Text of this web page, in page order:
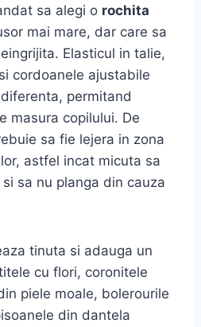
sa alegi o rochita
mai mare, dar care sa
Elasticul in talie,
cordoanele ajustabile
permitand
masura copilului. De
sa fie lejera in zona
astfel incat micuta sa
sa nu planga din cauza
tinuta si adauga un
cu flori, coronitele
piele moale, bolerourile
din dantela